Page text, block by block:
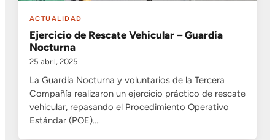
ACTUALIDAD
Ejercicio de Rescate Vehicular – Guardia
Nocturna
25 abril, 2025
La Guardia Nocturna y voluntarios de la Tercera
Compañía realizaron un ejercicio práctico de rescate
vehicular, repasando el Procedimiento Operativo
Estándar (POE).…